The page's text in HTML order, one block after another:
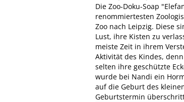
Die Zoo-Doku-Soap
renommiertesten
Zoo nach Leipzig. Diese
Lust, ihre Kisten zu
meiste Zeit in ihrem
Aktivität des Kindes,
selten ihre geschützte
wurde bei Nandi ein
auf die Geburt des
Geburtstermin